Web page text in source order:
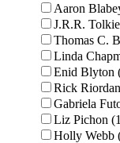
Aaron
J.R.R.
Thomas C.
Linda
Enid Blyton
Rick
Gabriela
Liz Pichon
Holly Webb